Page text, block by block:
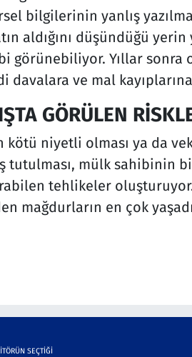
bilgilerinin yanlış
aldığını düşündüğü
görünebiliyor. Yıllar sonra
davalara ve mal
GÖRÜLEN
niyetli olması ya da
tutulması, mülk sahibinin
tehlikeler
mağdurların en çok
SEÇTIĞI